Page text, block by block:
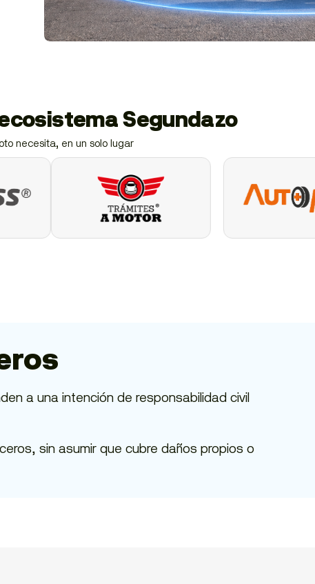
Segundazo
necesita, en un solo lugar
a una intención de responsabilidad civil
sin asumir que cubre daños propios o